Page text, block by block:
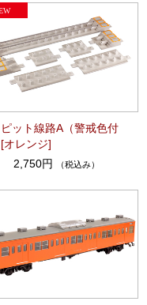
ット線路A（警戒色付
オレンジ]
2,750円
（税込み）